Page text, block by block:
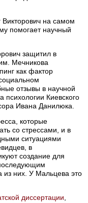
на самом
помогает научный
защитил в
Мечникова
как фактор
отзывы в научной
психологии Киевского
Ивана Данилюка.
которые
со стрессами, и в
ситуациями
в
создание для
них. У Мальцева это
диссертации